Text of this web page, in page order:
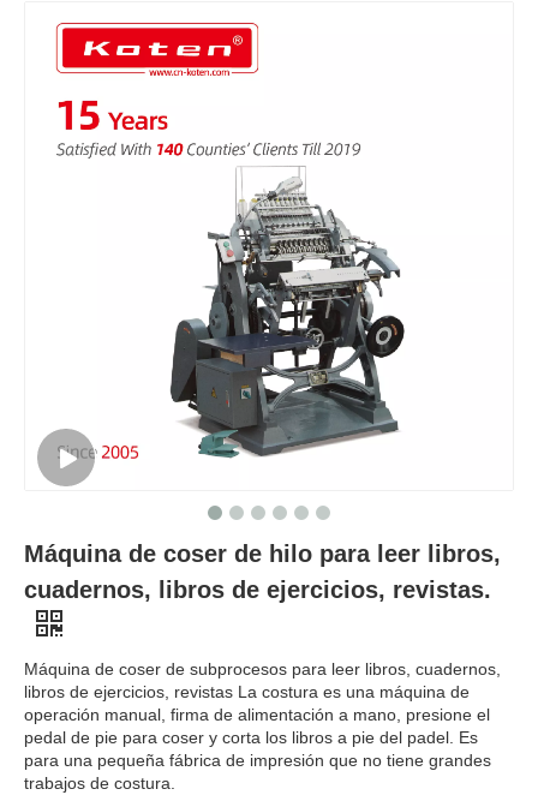
Máquina de coser de hilo para leer libros,
cuadernos, libros de ejercicios, revistas.
Máquina de coser de subprocesos para leer libros, cuadernos,
libros de ejercicios, revistas La costura es una máquina de
operación manual, firma de alimentación a mano, presione el
pedal de pie para coser y corta los libros a pie del padel. Es
para una pequeña fábrica de impresión que no tiene grandes
trabajos de costura.